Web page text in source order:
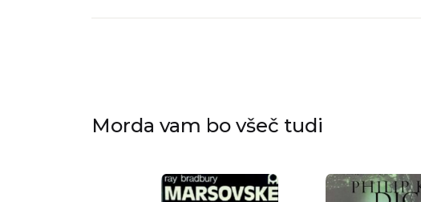
Morda vam bo všeč tudi